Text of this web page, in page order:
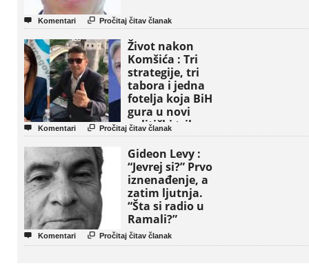
 Komentari  Pročitaj čitav članak
Život nakon
Komšića : Tri
strategije, tri
tabora i jedna
fotelja koja BiH
gura u novi
politički triler
 Komentari  Pročitaj čitav članak
Gideon Levy :
“Jevrej si?” Prvo
iznenađenje, a
zatim ljutnja.
“Šta si radio u
Ramali?”
 Komentari  Pročitaj čitav članak